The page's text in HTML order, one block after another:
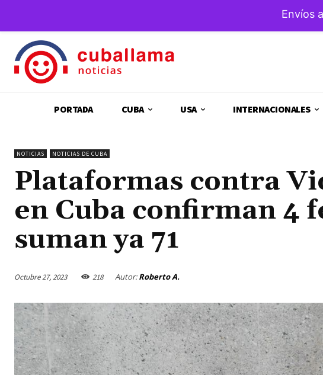
PORTADA CUBA USA INTERNACIONALES
NOTICIAS NOTICIAS DE CUBA
Plataformas contra
en Cuba confirman 4
suman ya 71
Octubre 27, 2023 218 Autor: Roberto A.
Envíos